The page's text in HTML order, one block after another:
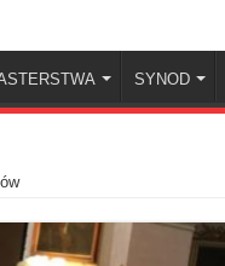
SYNOD